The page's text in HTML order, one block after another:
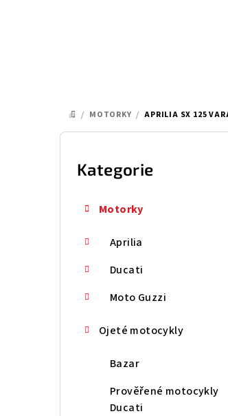
DOMŮ
/ MOTORKY / APRILIA SX 125
P
Přeskočit
kategorie
Kategorie
Motorky
Aprilia
Ducati
Moto Guzzi
Ojeté motocykly
Bazar
Prověřené motocykly
Ducati